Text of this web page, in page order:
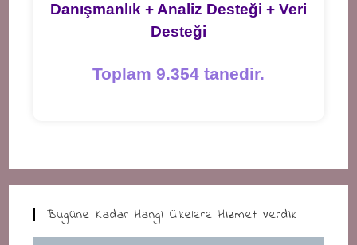
Danışmanlık + Analiz Desteği + Veri
Desteği
Toplam 9.354 tanedir.
Bugüne Kadar Hangi Ülkelere Hizmet Verdik